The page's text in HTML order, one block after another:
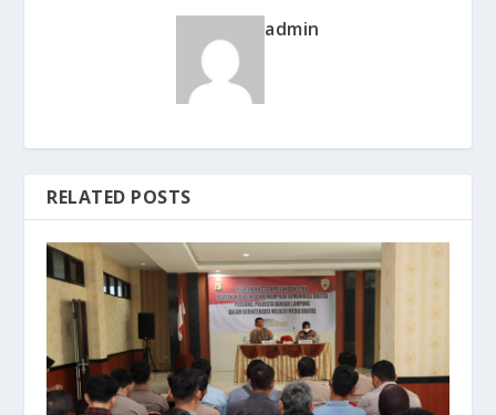
admin
RELATED POSTS